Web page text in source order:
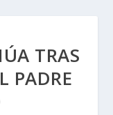
TRAS
PADRE